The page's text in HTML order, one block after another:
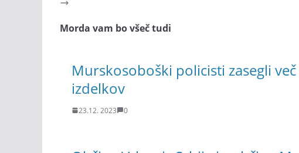
Morda vam bo všeč tudi
Murskosoboški policisti zasegli
izdelkov
23.12. 2023 0